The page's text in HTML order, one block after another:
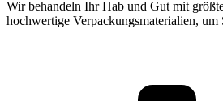
Wir behandeln Ihr Hab und Gut mit
hochwertige Verpackungsmaterialien, um